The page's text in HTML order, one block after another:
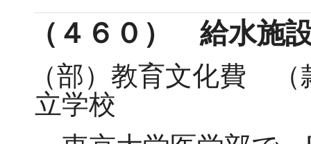
（４６０） 給水施
（部）教育文化費
立学校